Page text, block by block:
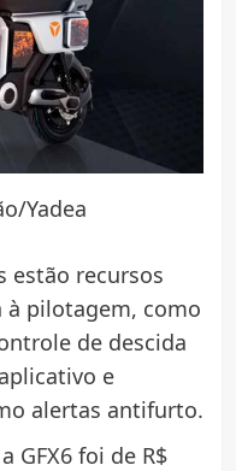
Yadea
estão recursos
à pilotagem, como
de descida
e
alertas antifurto.
GFX6 foi de R$